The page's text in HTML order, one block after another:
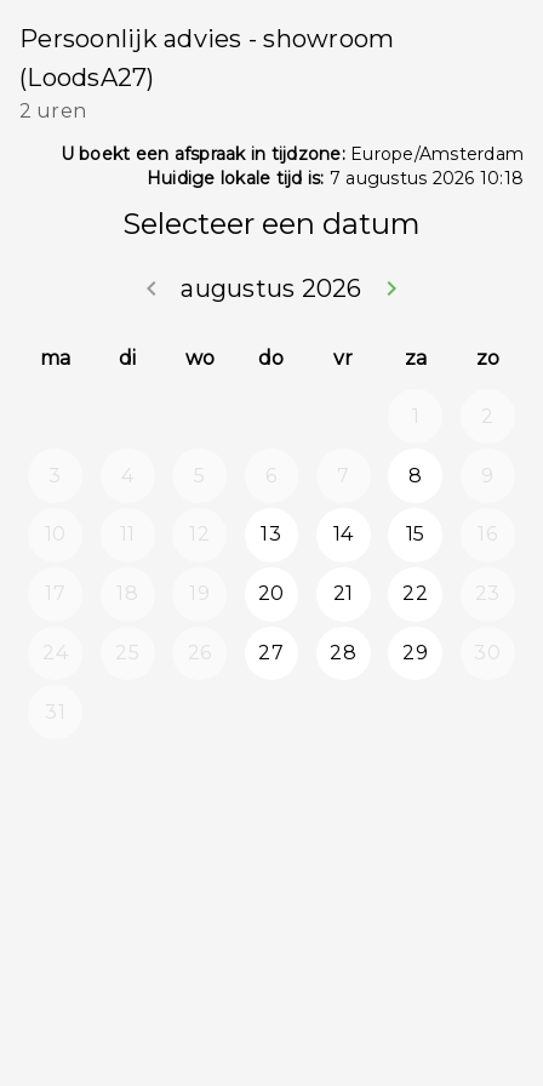
Persoonlijk advies - showroom
(LoodsA27)
2 uren
U boekt een afspraak in tijdzone:Europe/Amsterdam
Huidige lokale tijd is: 7 augustus 2026 10:18
Selecteer een datum
augustus 2026
keyboard_arrow_left
keyboard_arrow_right
ma di wo do vr za zo
1 2
3 4 5 6 7 8 9
10 11 12 13 14 15 16
17 18 19 20 21 22 23
24 25 26 27 28 29 30
31